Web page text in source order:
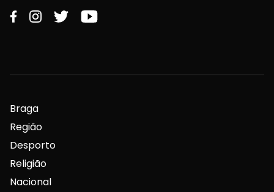
Braga
Região
Desporto
Religião
Nacional